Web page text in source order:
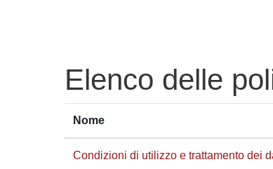
Elenco delle
Nome
Condizioni di utilizzo e trattamento dei